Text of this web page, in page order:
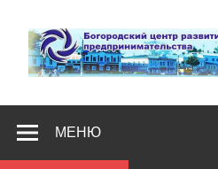
content
МЕНЮ